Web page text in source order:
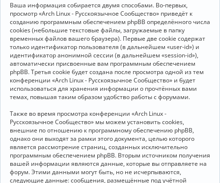
я
Ваша информация собирается двумя способами. Во-первых,
просмотр «Arch Linux - Русскоязычное Сообщество» приведёт к
созданию программным обеспечением phpBB определённого числа
cookies (небольшие текстовые файлы, загружаемые в папку
временных файлов вашего браузера). Первые две cookie содержат
только идентификатор пользователя (в дальнейшем «user-id») и
идентификатор анонимной сессии (в дальнейшем «session-id»),
автоматически присвоенные вам программным обеспечением
phpBB. Третья cookie будет создана после просмотра одной из тем
конференции «Arch Linux - Русскоязычное Сообщество» и будет
использоваться для хранения информации о прочтённых вами
темах, повышая таким образом удобство работы с форумами.
Также во время просмотра конференции «Arch Linux -
Русскоязычное Сообщество» мы можем установить cookies,
внешние по отношению к программному обеспечению phpBB,
однако они выходят за рамки этого документа, целью которого
является рассмотрение страниц, созданных исключительно
программным обеспечением phpBB. Вторым источником получения
вашей информации являются данные, которые вы отправляете на
форум. Этими данными могут быть, но не исчерпываются,
следующие данные: сообщения, размещённые под учётной